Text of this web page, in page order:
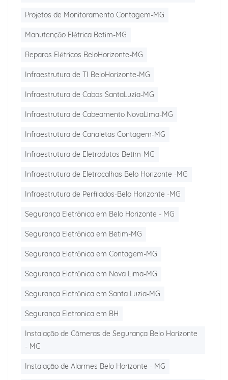
Projetos de Monitoramento Contagem-MG
Manutenção Elétrica Betim-MG
Reparos Elétricos BeloHorizonte-MG
Infraestrutura de TI BeloHorizonte-MG
Infraestrutura de Cabos SantaLuzia-MG
Infraestrutura de Cabeamento NovaLima-MG
Infraestrutura de Canaletas Contagem-MG
Infraestrutura de Eletrodutos Betim-MG
Infraestrutura de Eletrocalhas Belo Horizonte -MG
Infraestrutura de Perfilados-Belo Horizonte -MG
Segurança Eletrônica em Belo Horizonte - MG
Segurança Eletrônica em Betim-MG
Segurança Eletrônica em Contagem-MG
Segurança Eletrônica em Nova Lima-MG
Segurança Eletrônica em Santa Luzia-MG
Segurança Eletronica em BH
Instalação de Câmeras de Segurança Belo Horizonte
- MG
Instalação de Alarmes Belo Horizonte - MG